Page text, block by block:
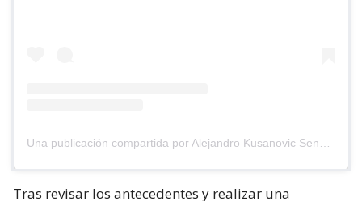
Tras revisar los antecedentes y realizar una